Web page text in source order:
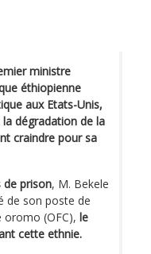
ministre
éthiopienne
aux Etats-Unis,
dégradation de la
craindre pour sa
de prison, M. Bekele
de son poste de
oromo (OFC), le
cette ethnie.